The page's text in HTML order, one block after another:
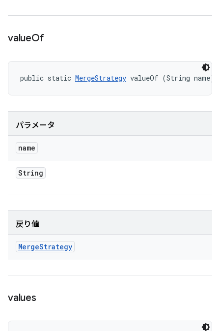
valueOf
public static MergeStrategy valueOf (String name)
パラメータ
name
String
戻り値
MergeStrategy
values